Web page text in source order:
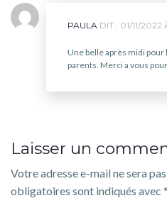
PAULA DIT : 01/11/2022
Une belle après midi pour
parents. Merci a vous
Laisser un
Votre adresse e-mail ne sera
obligatoires sont indiqués avec *